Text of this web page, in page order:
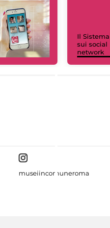
Il
sui social
network
museiincomuneroma